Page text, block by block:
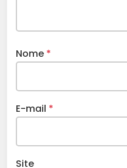
Nome *
E-mail *
Site